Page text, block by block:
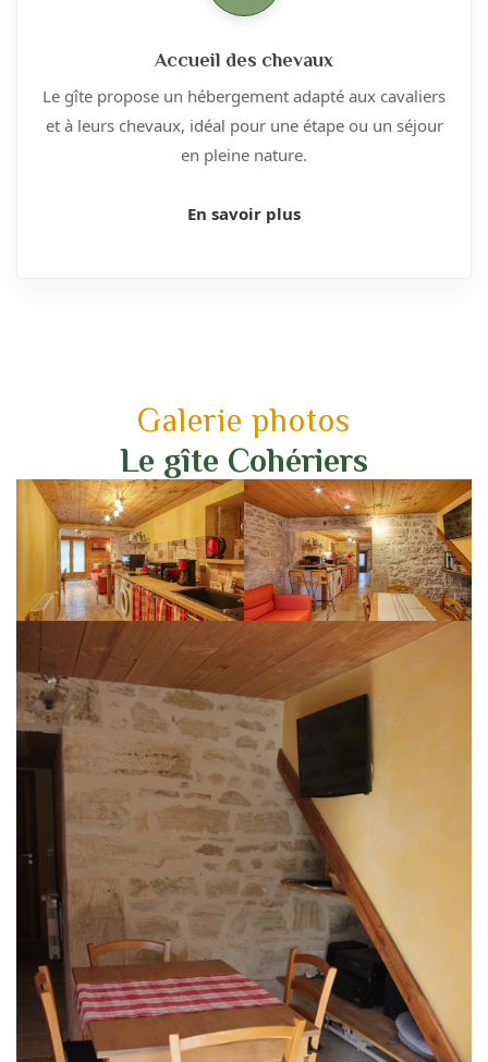
Accueil des chevaux
Le gîte propose un hébergement adapté aux cavaliers
et à leurs chevaux, idéal pour une étape ou un séjour
en pleine nature.
En savoir plus
Galerie photos
Le gîte Cohériers